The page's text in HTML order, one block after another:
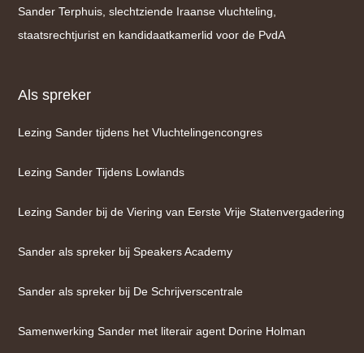
Sander Terphuis, slechtziende Iraanse vluchteling,
staatsrechtjurist en kandidaatkamerlid voor de PvdA
Als spreker
Lezing Sander tijdens het Vluchtelingencongres
Lezing Sander Tijdens Lowlands
Lezing Sander bij de Viering van Eerste Vrije Statenvergadering
Sander als spreker bij Speakers Academy
Sander als spreker bij De Schrijverscentrale
Samenwerking Sander met literair agent Dorine Holman